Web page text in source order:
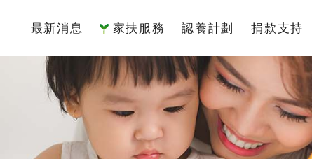
最新消息 家扶服務
國內服務
國際服務
倡議研究
認養計劃
認養介紹
我要認養
認養寫真
捐款支持
捐款專案
捐款方式
捐款徵信